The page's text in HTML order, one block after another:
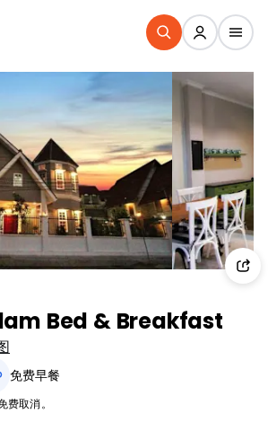
Bed & Breakfast
免费早餐‎
费取消。